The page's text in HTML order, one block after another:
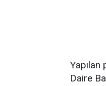
Yapılan
Daire